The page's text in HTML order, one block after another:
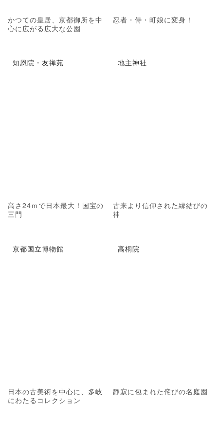
かつての皇居、京都御所を中
心に広がる広大な公園
忍者・侍・町娘に変身！
知恩院・友禅苑
高さ24ｍで日本最大！国宝の
三門
地主神社
古来より信仰された縁結びの
神
京都国立博物館
日本の古美術を中心に、多岐
にわたるコレクション
高桐院
静寂に包まれた侘びの名庭園